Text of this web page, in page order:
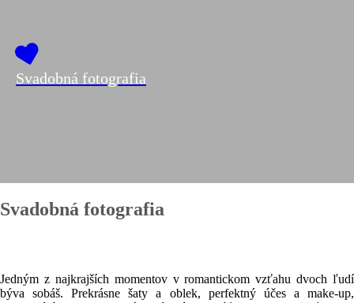
Svadobná fotografia
Svadobná fotografia
Jedným z najkrajších momentov v romantickom vzťahu dvoch ľudí
býva sobáš. Prekrásne šaty a oblek, perfektný účes a make-up,